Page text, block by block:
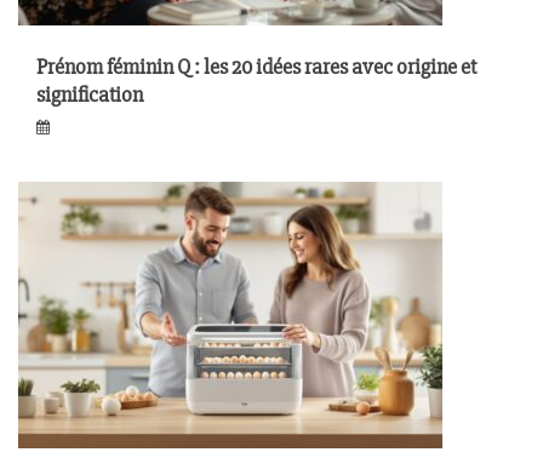
Prénom féminin Q : les 20 idées rares avec origine et
signification